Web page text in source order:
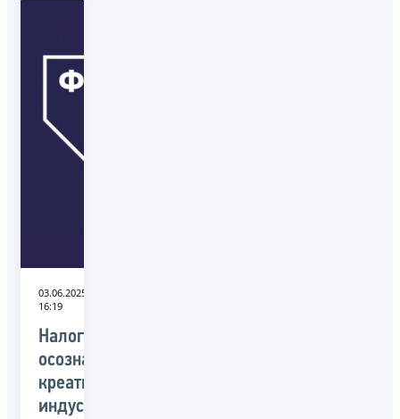
03.06.2025
16:19
Налоговую
осознанность
креативных
индустрий